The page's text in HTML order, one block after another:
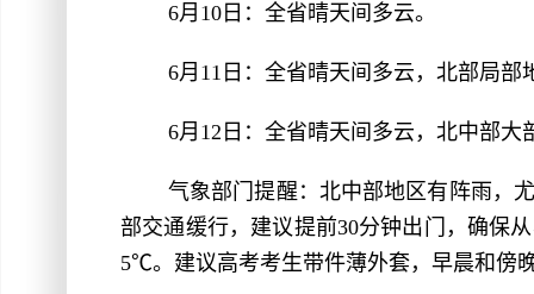
6月10日：全省晴天间多云。
6月11日：全省晴天间多云，北部局部
6月12日：全省晴天间多云，北中部大
气象部门提醒：北中部地区有阵雨，
部交通缓行，建议提前30分钟出门，确保
5℃。建议高考考生带件薄外套，早晨和傍